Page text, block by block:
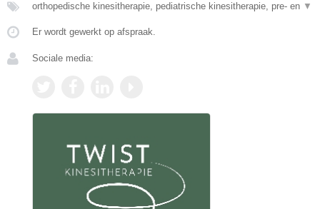
orthopedische kinesitherapie, pediatrische kinesitherapie, pre- en ▼
Er wordt gewerkt op afspraak.
Sociale media: